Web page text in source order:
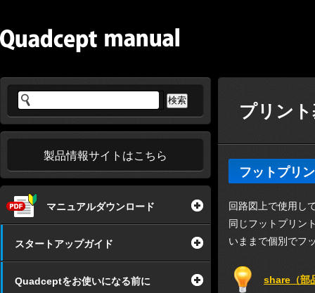
製品情報サイトはこちら
マニュアルダウンロード
スタートアップガイド
Quadceptをお使いになる前に
プリン
フットプリ
回路図上で使用し
同じフットプリン
いままで個別でフ
share（部